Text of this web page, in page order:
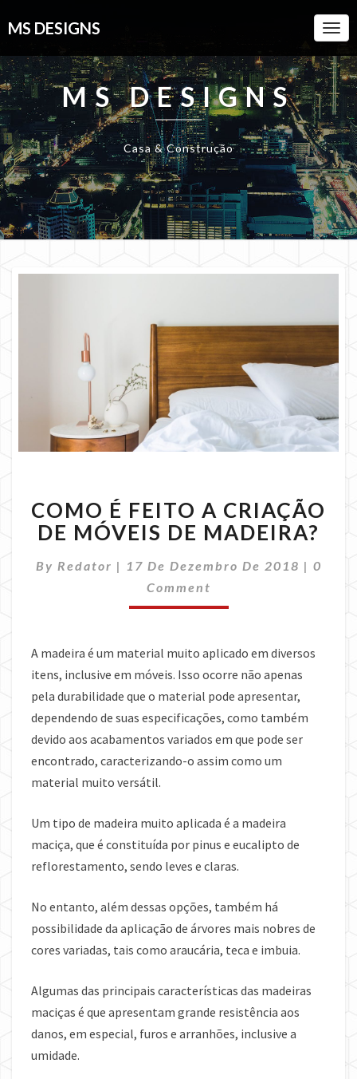
MS DESIGNS
MS DESIGNS
Casa & Construção
É
FEITO
A
CRIAÇÃO
MÓVEIS
DE
COMO É FEITO A CRIAÇÃO
DE MÓVEIS DE MADEIRA?
By Redator | 17 De Dezembro De 2018 | 0
Comment
A madeira é um material muito aplicado em diversos
itens, inclusive em móveis. Isso ocorre não apenas
pela durabilidade que o material pode apresentar,
dependendo de suas especificações, como também
devido aos acabamentos variados em que pode ser
encontrado, caracterizando-o assim como um
material muito versátil.
Um tipo de madeira muito aplicada é a madeira
maciça, que é constituída por pinus e eucalipto de
reflorestamento, sendo leves e claras.
No entanto, além dessas opções, também há
possibilidade da aplicação de árvores mais nobres de
cores variadas, tais como araucária, teca e imbuia.
Algumas das principais características das madeiras
maciças é que apresentam grande resistência aos
danos, em especial, furos e arranhões, inclusive a
umidade.